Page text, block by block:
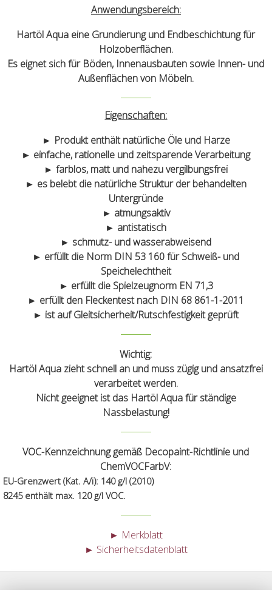
Anwendungsbereich:
Hartöl Aqua eine Grundierung und Endbeschichtung für
Holzoberflächen.
Es eignet sich für Böden, Innenausbauten sowie Innen- und
Außenflächen von Möbeln.
Eigenschaften:
► Produkt enthält natürliche Öle und Harze
► einfache, rationelle und zeitsparende Verarbeitung
► farblos, matt und nahezu vergilbungsfrei
► es belebt die natürliche Struktur der behandelten
Untergründe
► atmungsaktiv
► antistatisch
► schmutz- und wasserabweisend
► erfüllt die Norm DIN 53 160 für Schweiß- und
Speichelechtheit
► erfüllt die Spielzeugnorm EN 71,3
► erfüllt den Fleckentest nach DIN 68 861-1-2011
► ist auf Gleitsicherheit/Rutschfestigkeit geprüft
Wichtig:
Hartöl Aqua zieht schnell an und muss zügig und ansatzfrei
verarbeitet werden.
Nichtgeeignet ist das Hartöl Aqua für ständige
Nassbelastung!
VOC-Kennzeichnung gemäß Decopaint-Richtlinie und
ChemVOCFarbV:
EU-Grenzwert (Kat. A/i): 140 g/l (2010)
8245 enthält max. 120 g/l VOC.
► Merkblatt
► Sicherheitsdatenblatt